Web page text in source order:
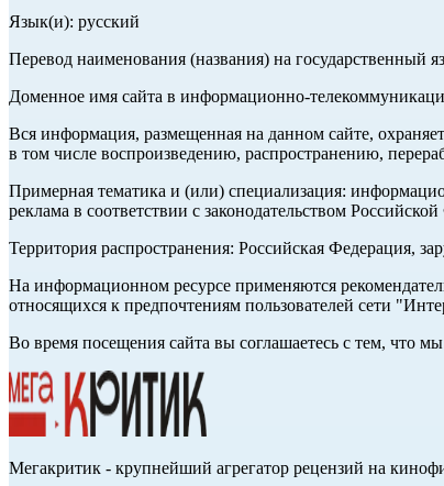
Язык(и): русский
Перевод наименования (названия) на государственный
Доменное имя сайта в информационно-
Вся информация, размещенная на данном сайте,
в том числе воспроизведению, распространению,
Примерная тематика и (или) специализация:
реклама в соответствии с законодательством
Территория распространения: Российская Федерация,
На информационном ресурсе применяются
относящихся к предпочтениям пользователей сети
Во время посещения сайта вы соглашаетесь с тем, что
Мегакритик - крупнейший агрегатор рецензий на